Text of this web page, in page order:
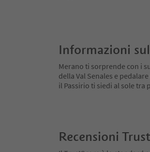
Informazioni
Merano ti sorprende con i
della Val Senales e
il Passirio ti siedi al sole tra
Recensioni